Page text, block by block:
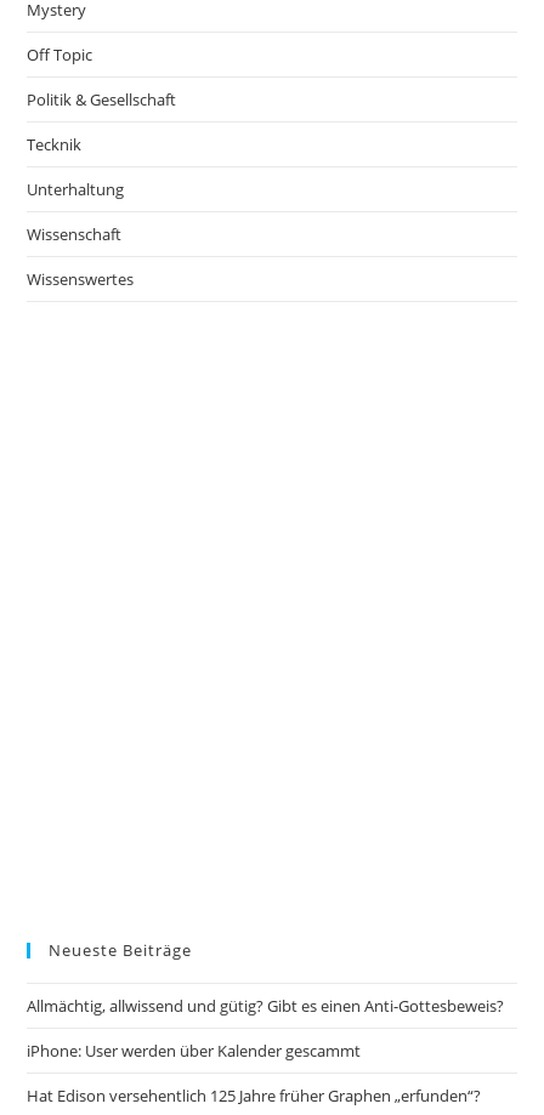
Mystery
Off Topic
Politik & Gesellschaft
Tecknik
Unterhaltung
Wissenschaft
Wissenswertes
Neueste Beiträge
Allmächtig, allwissend und gütig? Gibt es einen Anti-Gottesbeweis?
iPhone: User werden über Kalender gescammt
Hat Edison versehentlich 125 Jahre früher Graphen „erfunden“?